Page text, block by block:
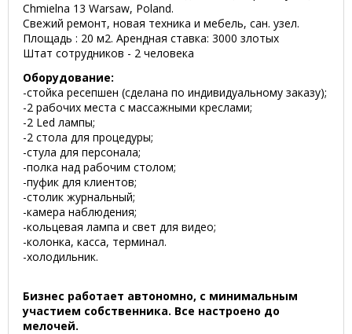
Chmielna 13 Warsaw, Poland.
Свежий ремонт, новая техника и мебель, сан. узел.
Площадь : 20 м2. Арендная ставка: 3000 злотых
Штат сотрудников - 2 человека
Оборудование:
-стойка ресепшен (сделана по индивидуальному заказу);
-2 рабочих места с массажными креслами;
-2 Led лампы;
-2 стола для процедуры;
-стула для персонала;
-полка над рабочим столом;
-пуфик для клиентов;
-столик журнальный;
-камера наблюдения;
-кольцевая лампа и свет для видео;
-колонка, касса, терминал.
-холодильник.
Бизнес работает автономно, с минимальным
участием собственника. Все настроено до
мелочей.